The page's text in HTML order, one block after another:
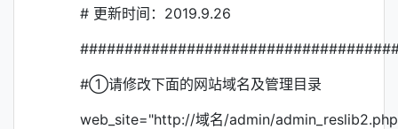
# 更新时间：2019.9.26
#①请修改下面的网站域名及管理目录
web_site="http://域名/admin/